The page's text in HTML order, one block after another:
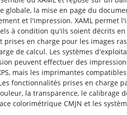
globale, la mise en page du
et l'impression. XAML permet
à condition qu'ils soient décrits
prises en charge pour les images
de calcul. Les systèmes
peuvent effectuer des
mais les imprimantes
fonctionnalités prises en charge
la transparence, le calibrage
colorimétrique CMJN et les